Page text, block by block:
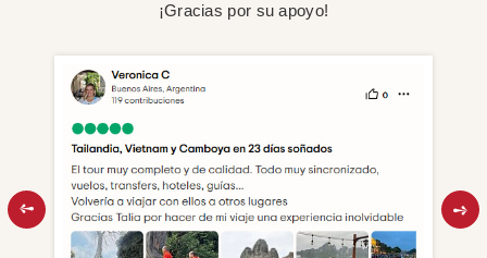
¡Gracias por su apoyo!